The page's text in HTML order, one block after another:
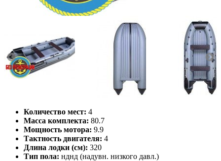
Количество мест: 4
Масса комплекта: 80.7
Мощность мотора: 9.9
Тактность двигателя: 4
Длина лодки (см): 320
Тип пола: нднд (надувн. низкого давл.)